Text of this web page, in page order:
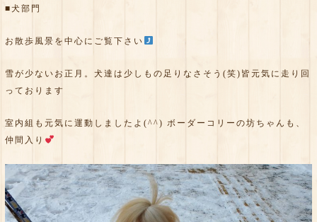
■犬部門
お散歩風景を中心にご覧下さい
雪が少ないお正月。犬達は少しもの足りなさそう(笑)皆元気に走り回
っております
室内組も元気に運動しましたよ(^^) ボーダーコリーの坊ちゃんも、
仲間入り